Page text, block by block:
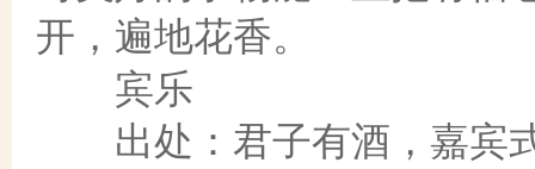
开，遍地花香。
宾乐
出处：君子有酒，嘉宾